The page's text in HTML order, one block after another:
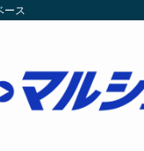
ース